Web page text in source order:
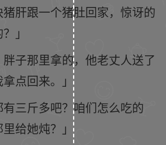
肝跟一个猪肚回家，惊讶的
」
胖子那里拿的，他老丈人送了
点回来。」
有三斤多吧？咱们怎么吃的
给她炖？」